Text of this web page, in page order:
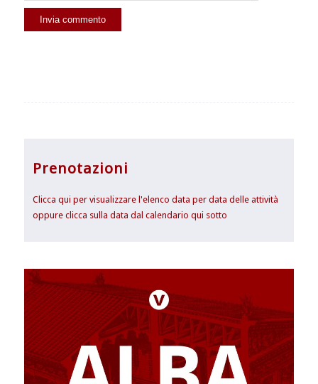
Prenotazioni
Clicca qui per visualizzare l'elenco data per data delle attività
oppure clicca sulla data dal calendario qui sotto